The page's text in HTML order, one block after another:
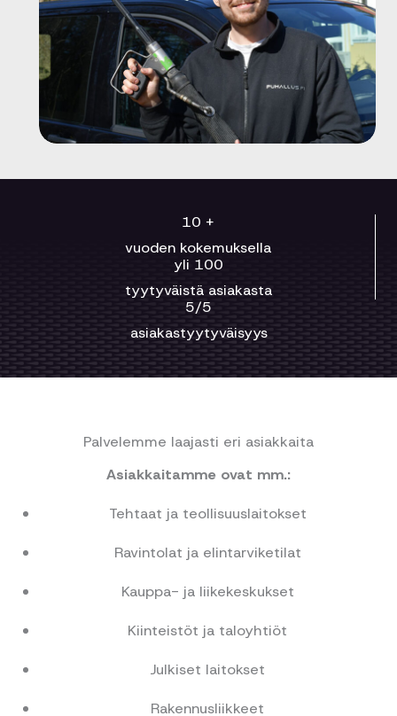
10 +
vuoden kokemuksella
yli 100
tyytyväistä asiakasta
5/5
asiakastyytyväisyys
Palvelemme laajasti eri asiakkaita
Asiakkaitamme ovat mm.:
Tehtaat ja teollisuuslaitokset
Ravintolat ja elintarviketilat
Kauppa- ja liikekeskukset
Kiinteistöt ja taloyhtiöt
Julkiset laitokset
Rakennusliikkeet